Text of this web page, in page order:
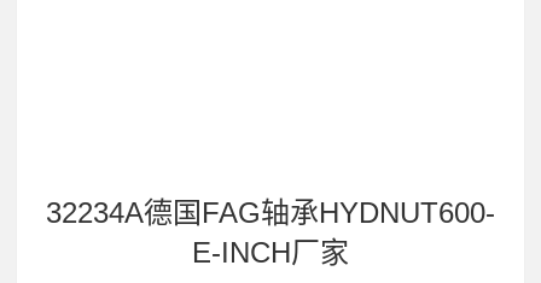
32234A德国FAG轴承HYDNUT600-
E-INCH厂家